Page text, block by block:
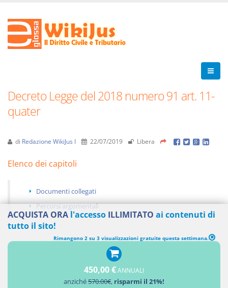
Decreto Legge del 2018 numero 91 art. 11-
quater
di Redazione WikiJus I 22/07/2019 Libera
Elenco dei capitoli
Documenti collegati
Percorsi argomentali
PROROGA DELLA PARTECIPAZIONE ITALIANA A BANCHE E FONDI
ACQUISTA ORA l'accesso ILLIMITATO ai contenuti di
tutto il sito!
Rimangono 2 su 3 visualizzazioni gratuite questa settimana.
450,00 €ANNUALI
anziché570.00€, risparmi il 21%!